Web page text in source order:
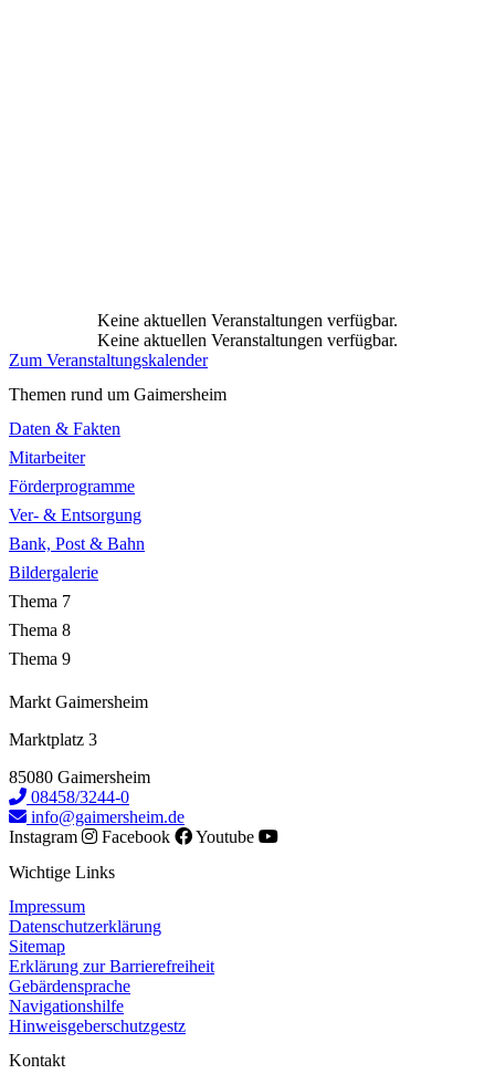
Keine aktuellen Veranstaltungen verfügbar.
Keine aktuellen Veranstaltungen verfügbar.
Zum Veranstaltungskalender
Themen rund um Gaimersheim
Daten & Fakten
Mitarbeiter
Förderprogramme
Ver- & Entsorgung
Bank, Post & Bahn
Bildergalerie
Thema 7
Thema 8
Thema 9
Markt Gaimersheim
Marktplatz 3
85080 Gaimersheim
08458/3244-0
info@gaimersheim.de
Instagram
Facebook
Youtube
Wichtige Links
Impressum
Datenschutzerklärung
Sitemap
Erklärung zur Barrierefreiheit
Gebärdensprache
Navigationshilfe
Hinweisgeberschutzgestz
Kontakt